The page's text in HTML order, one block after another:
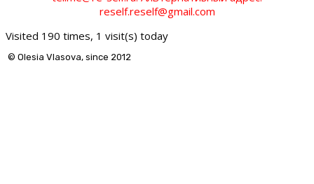
reself.reself@gmail.com
Visited 190 times, 1 visit(s) today
© Olesia Vlasova, since 2012